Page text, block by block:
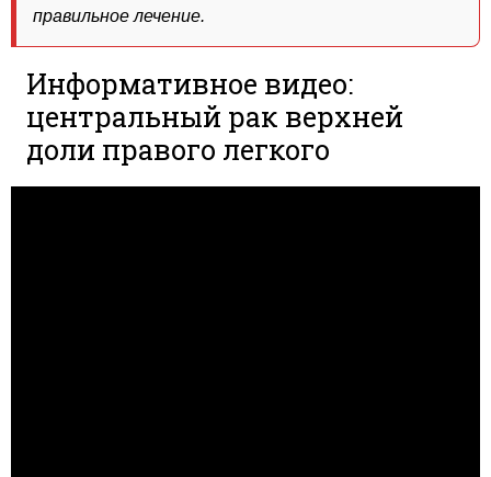
правильное лечение.
Информативное видео:
центральный рак верхней
доли правого легкого